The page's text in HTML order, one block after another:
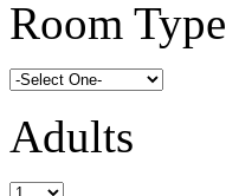
Room Type
Adults